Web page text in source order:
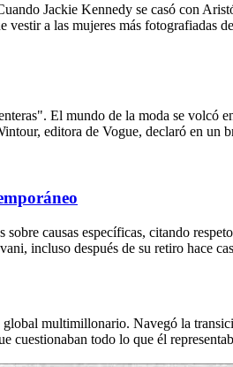
Jackie Kennedy se casó con
a las mujeres más fotografiadas
El mundo de la moda se volcó
editora de Vogue, declaró en un
causas específicas, citando
incluso después de su retiro hace
multimillonario. Navegó la
todo lo que él